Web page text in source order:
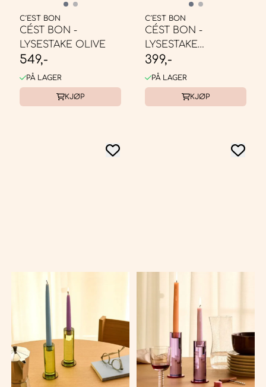
C´EST BON
CÉST BON -
LYSESTAKE OLIVE
549,-
PÅ LAGER
KJØP
C´EST BON
CÉST BON -
LYSESTAKE
SMØR/ROSA/LYS
MYNTE
399,-
PÅ LAGER
KJØP